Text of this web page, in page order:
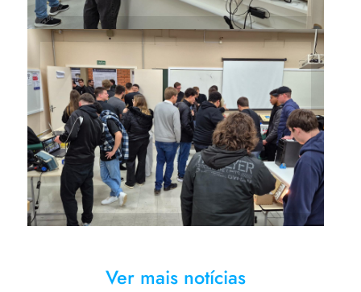
Estudantes apresentaram
projetos elaborados ao longo
do semestre
Ver mais notícias